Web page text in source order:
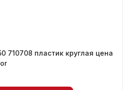
710708 пластик круглая цена